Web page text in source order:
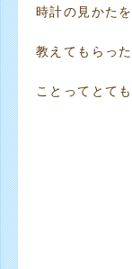
時計の見かた
教えてもらっ
ことってとて